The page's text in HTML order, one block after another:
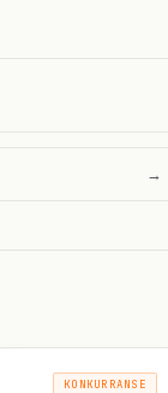
→
KONKURRANSE